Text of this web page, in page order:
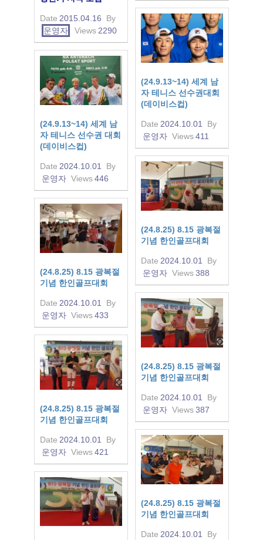
Date 2015.04.16
By
운영자
Views 2290
(24.9.13~14) 세계 남
자 테니스 선수권대회
(데이비스컵)
Date 2024.10.01
By
운영자 Views411
(24.9.13~14) 세계 남
자 테니스 선수권 대회
(데이비스컵)
Date 2024.10.01
By
운영자 Views446
(24.8.25) 8.15 광복절
기념 한인골프대회
Date 2024.10.01
By
운영자 Views388
(24.8.25) 8.15 광복절
기념 한인골프대회
Date 2024.10.01
By
운영자 Views433
(24.8.25) 8.15 광복절
기념 한인골프대회
Date 2024.10.01
By
운영자 Views387
(24.8.25) 8.15 광복절
기념 한인골프대회
Date 2024.10.01
By
운영자 Views421
(24.8.25) 8.15 광복절
기념 한인골프대회
Date 2024.10.01
By